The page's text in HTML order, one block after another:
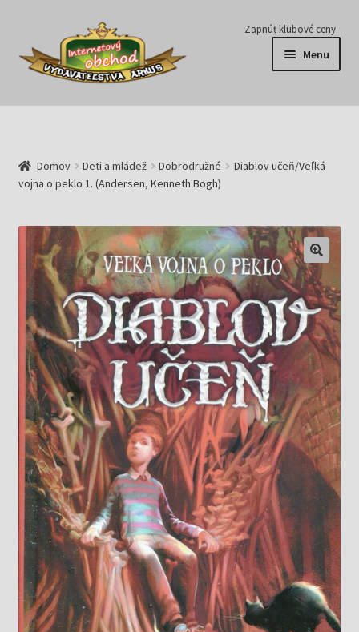
Preskočiť
navigáciu
Preskočiť
obsah
Zapnúť klubové ceny
Menu
Série
E-knihy
Predplatné
Pripravujeme
Pre školy
Knižný klub
Kontakt
Domov Deti a mládež Dobrodružné
Diablov učeň/Veľká
vojna o peklo 1. (Andersen, Kenneth Bogh)